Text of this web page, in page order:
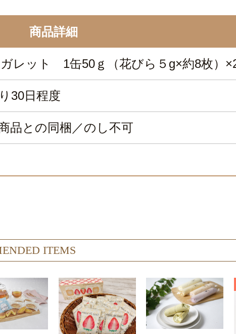
商品詳細
レット 1缶50ｇ（花びら５g×約8枚）
30日程度
品との同梱／のし不可
ITEMS